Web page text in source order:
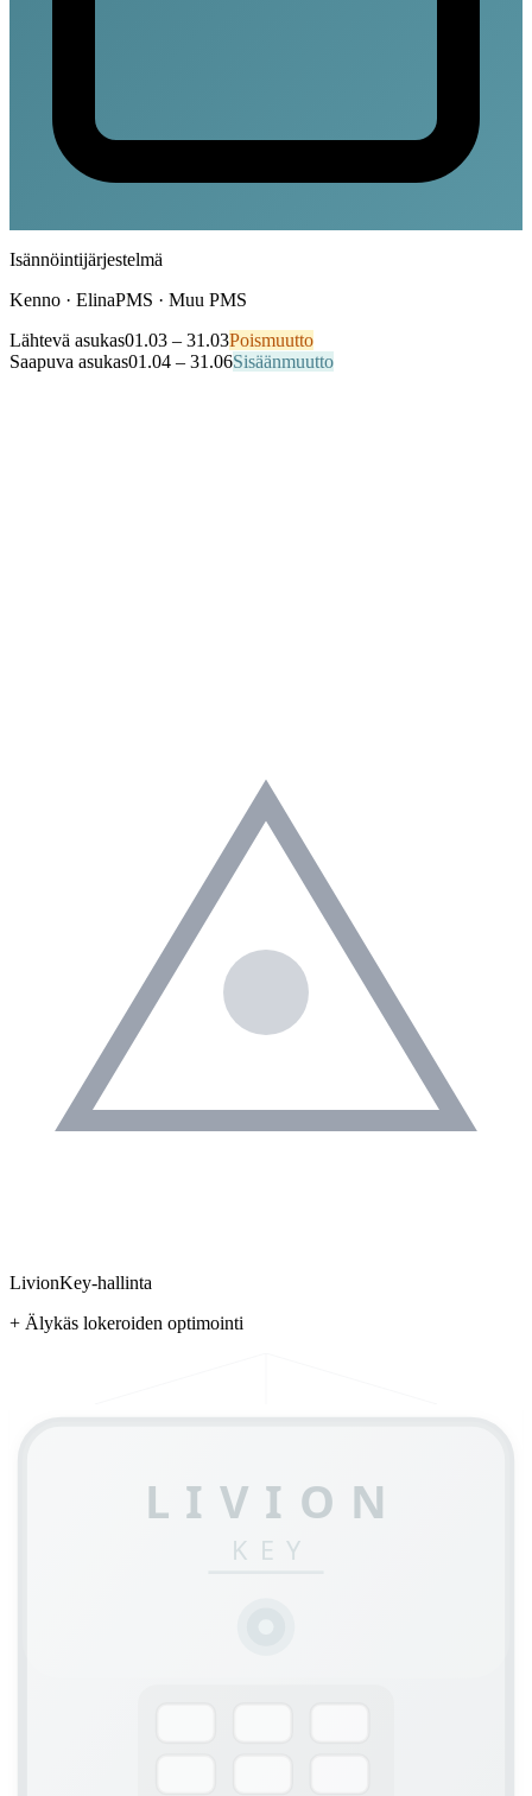
Isännöintijärjestelmä
Kenno · ElinaPMS · Muu PMS
Lähtevä asukas01.03 – 31.03Poismuutto
Saapuva asukas01.04 – 31.06Sisäänmuutto
LivionKey-hallinta
+ Älykäs lokeroiden optimointi
LIVION
KEY